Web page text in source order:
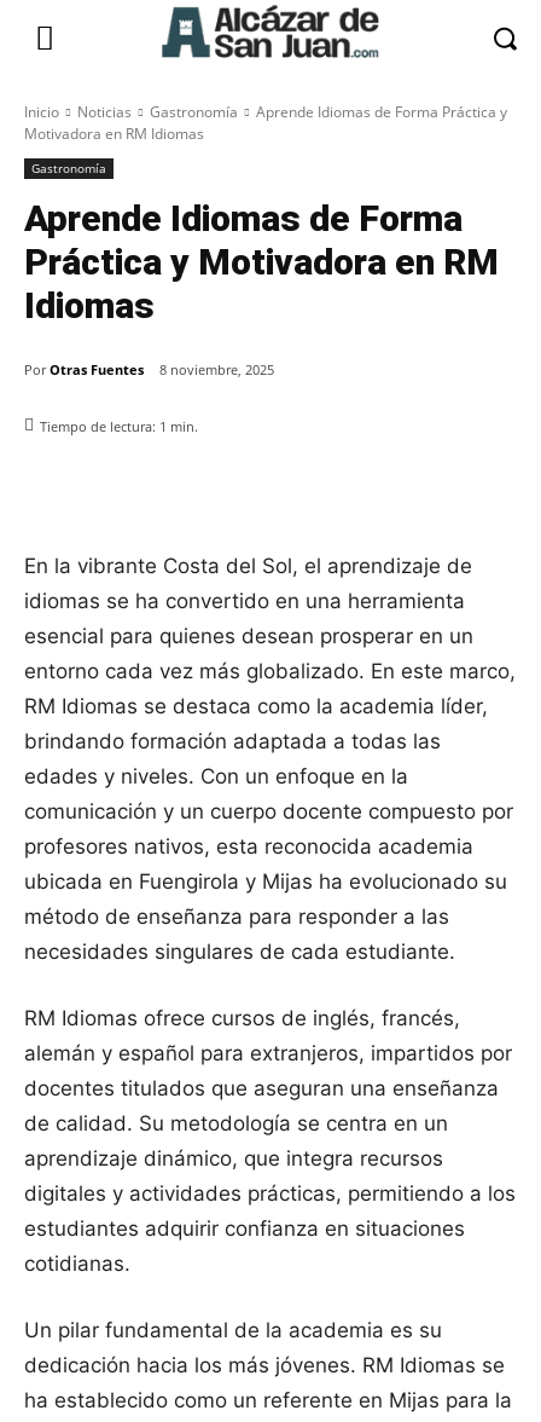
Inicio Noticias Gastronomía
Aprende Idiomas de Forma Práctica y
Motivadora en RM Idiomas
Gastronomía
Aprende Idiomas de Forma
Práctica y Motivadora en RM
Idiomas
Por Otras Fuentes 8 noviembre, 2025
Tiempo de lectura: 1 min.
En la vibrante Costa del Sol, el aprendizaje de
idiomas se ha convertido en una herramienta
esencial para quienes desean prosperar en un
entorno cada vez más globalizado. En este marco,
RM Idiomas se destaca como la academia líder,
brindando formación adaptada a todas las
edades y niveles. Con un enfoque en la
comunicación y un cuerpo docente compuesto por
profesores nativos, esta reconocida academia
ubicada en Fuengirola y Mijas ha evolucionado su
método de enseñanza para responder a las
necesidades singulares de cada estudiante.
RM Idiomas ofrece cursos de inglés, francés,
alemán y español para extranjeros, impartidos por
docentes titulados que aseguran una enseñanza
de calidad. Su metodología se centra en un
aprendizaje dinámico, que integra recursos
digitales y actividades prácticas, permitiendo a los
estudiantes adquirir confianza en situaciones
cotidianas.
Un pilar fundamental de la academia es su
dedicación hacia los más jóvenes. RM Idiomas se
ha establecido como un referente en Mijas para la